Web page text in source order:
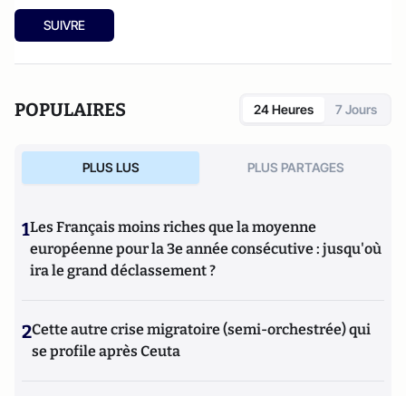
SUIVRE
POPULAIRES 24 Heures 7 Jours
PLUS LUS PLUS PARTAGES
1Les Français moins riches que la moyenne
européenne pour la 3e année consécutive : jusqu'où
ira le grand déclassement ?
2Cette autre crise migratoire (semi-orchestrée) qui
se profile après Ceuta